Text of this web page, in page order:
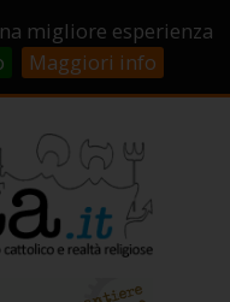
migliore esperienza
Maggiori info
di crowdfunding
Chi Siamo